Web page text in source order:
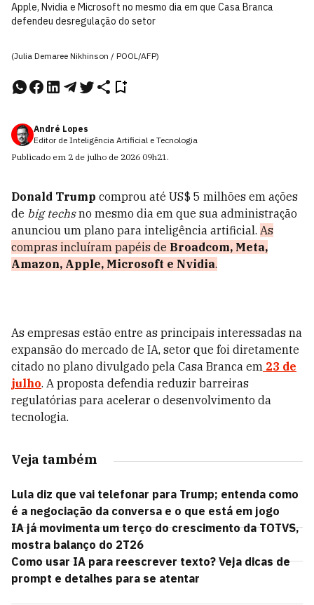
Apple, Nvidia e Microsoft no mesmo dia em que Casa Branca
defendeu desregulação do setor
(Julia Demaree Nikhinson / POOL/AFP)
André Lopes
Editor de Inteligência Artificial e Tecnologia
Publicado em 2 de julho de 2026 09h21.
Donald Trump comprou até US$ 5 milhões em ações
de big techsno mesmo dia em que sua administração
anunciou um plano para inteligência artificial. As
compras incluíram papéis de Broadcom, Meta,
Amazon, Apple, Microsoft e Nvidia.
As empresas estão entre as principais interessadas na
expansão do mercado de IA, setor que foi diretamente
citado no plano divulgado pela Casa Branca em 23 de
julho. A proposta defendia reduzir barreiras
regulatórias para acelerar o desenvolvimento da
tecnologia.
Veja também
Lula diz que vai telefonar para Trump; entenda como
é a negociação da conversa e o que está em jogo
IA já movimenta um terço do crescimento da TOTVS,
mostra balanço do 2T26
Como usar IA para reescrever texto? Veja dicas de
prompt e detalhes para se atentar